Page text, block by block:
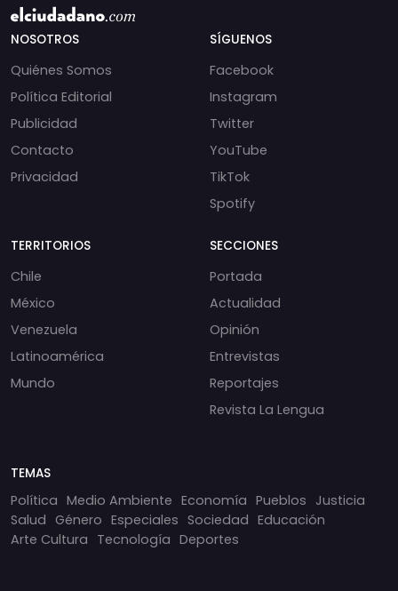
NOSOTROS
Quiénes Somos
Política Editorial
Publicidad
Contacto
Privacidad
SÍGUENOS
Facebook
Instagram
Twitter
YouTube
TikTok
Spotify
TERRITORIOS
Chile
México
Venezuela
Latinoamérica
Mundo
SECCIONES
Portada
Actualidad
Opinión
Entrevistas
Reportajes
Revista La Lengua
TEMAS
Política Medio Ambiente Economía Pueblos Justicia
Salud Género Especiales Sociedad Educación
Arte Cultura Tecnología Deportes